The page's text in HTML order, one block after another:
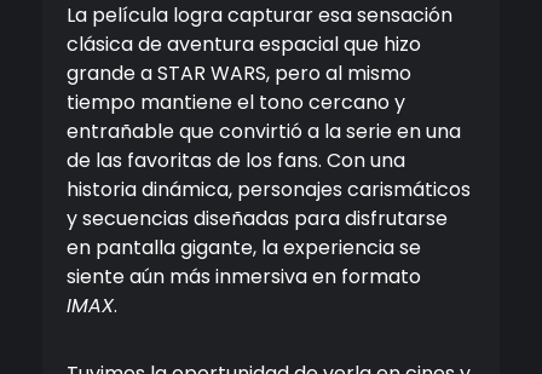
La película logra capturar esa sensación
clásica de aventura espacial que hizo
grande a STAR WARS, pero al mismo
tiempo mantiene el tono cercano y
entrañable que convirtió a la serie en una
de las favoritas de los fans. Con una
historia dinámica, personajes carismáticos
y secuencias diseñadas para disfrutarse
en pantalla gigante, la experiencia se
siente aún más inmersiva en formato
IMAX.